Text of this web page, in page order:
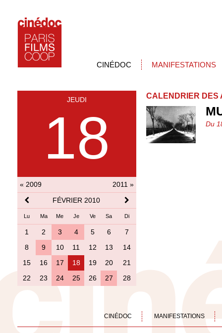
CINÉDOC MANIFESTATIONS
JEUDI
18
« 2009
2011 »
FÉVRIER 2010
Lu Ma Me Je Ve Sa Di
1 2 3 4 5 6
7
8
9 10 11 12 13
14
15
16 17 18 19 20
21
22
23 24 25 26 27 28
CALENDRIER DES
Du
CINÉDOC MANIFESTATIONS